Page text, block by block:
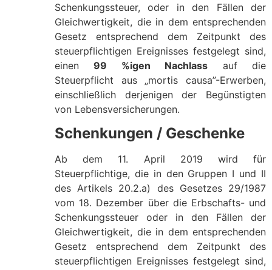
Schenkungssteuer, oder in den Fällen der
Gleichwertigkeit, die in dem entsprechenden
Gesetz entsprechend dem Zeitpunkt des
steuerpflichtigen Ereignisses festgelegt sind,
einen99 %igen Nachlass auf die
Steuerpflicht aus „mortis causa”-Erwerben,
einschließlich derjenigen der Begünstigten
von Lebensversicherungen.
Schenkungen / Geschenke
Ab dem 11. April 2019 wird für
Steuerpflichtige, die in den Gruppen I und II
des Artikels 20.2.a) des Gesetzes 29/1987
vom 18. Dezember über die Erbschafts- und
Schenkungssteuer oder in den Fällen der
Gleichwertigkeit, die in dem entsprechenden
Gesetz entsprechend dem Zeitpunkt des
steuerpflichtigen Ereignisses festgelegt sind,